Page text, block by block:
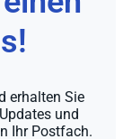
erhalten Sie
und
Ihr Postfach.